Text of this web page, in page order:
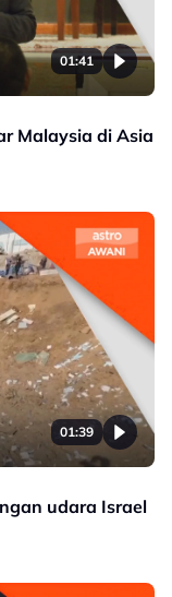
01:41
Malaysia di Asia
01:39
udara Israel